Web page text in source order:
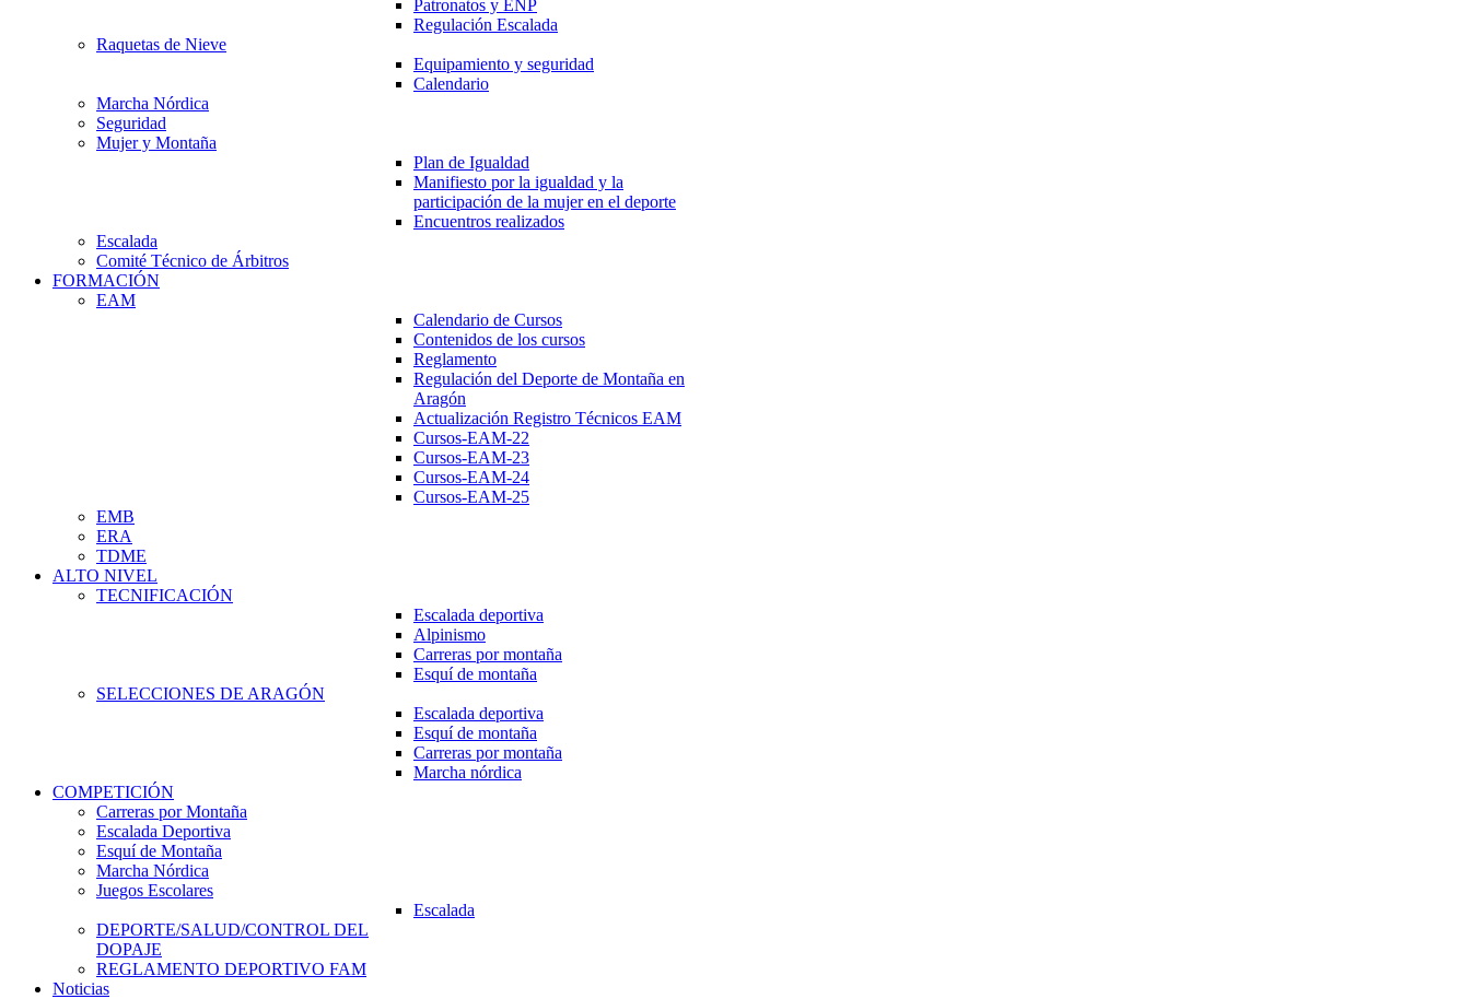
Patronatos y ENP
Regulación Escalada
Raquetas de Nieve
Equipamiento y seguridad
Calendario
Marcha Nórdica
Seguridad
Mujer y Montaña
Plan de Igualdad
Manifiesto por la igualdad y la
participación de la mujer en el deporte
Encuentros realizados
Escalada
Comité Técnico de Árbitros
FORMACIÓN
EAM
Calendario de Cursos
Contenidos de los cursos
Reglamento
Regulación del Deporte de Montaña en
Aragón
Actualización Registro Técnicos EAM
Cursos-EAM-22
Cursos-EAM-23
Cursos-EAM-24
Cursos-EAM-25
EMB
ERA
TDME
ALTO NIVEL
TECNIFICACIÓN
Escalada deportiva
Alpinismo
Carreras por montaña
Esquí de montaña
SELECCIONES DE ARAGÓN
Escalada deportiva
Esquí de montaña
Carreras por montaña
Marcha nórdica
COMPETICIÓN
Carreras por Montaña
Escalada Deportiva
Esquí de Montaña
Marcha Nórdica
Juegos Escolares
Escalada
DEPORTE/SALUD/CONTROL DEL
DOPAJE
REGLAMENTO DEPORTIVO FAM
Noticias